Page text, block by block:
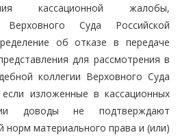
кассационной жалобы,
Верховного Суда Российской
об отказе в передаче
для рассмотрения в
коллегии Верховного Суда
изложенные в кассационных
доводы не подтверждают
норм материального права и (или)